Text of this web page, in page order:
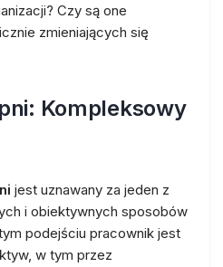
Czy są one
zmieniających się
Kompleksowy
jest uznawany za jeden z
i obiektywnych sposobów
podejściu pracownik jest
w tym przez